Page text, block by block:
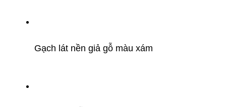
Gạch lát nền giả gỗ màu xám